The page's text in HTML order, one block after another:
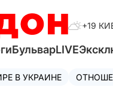
+19
БульварLIVE
В УКРАИНЕ